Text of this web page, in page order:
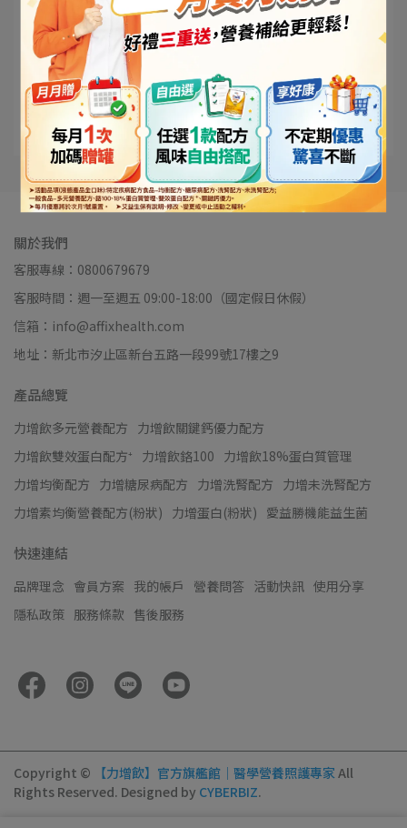
助。
關於我們
客服專線：0800679679
客服時間：週一至週五 09:00-18:00（國定假日休假）
信箱：info@affixhealth.com
地址：新北市汐止區新台五路一段99號17樓之9
產品總覽
力增飲多元營養配方 力增飲關鍵鈣優力配方
力增飲雙效蛋白配方⁺ 力增飲鉻100 力增飲18%蛋白質管理
力增均衡配方 力增糖尿病配方 力增洗腎配方 力增未洗腎配方
力增素均衡營養配方(粉狀) 力增蛋白(粉狀) 愛益勝機能益生菌
快速連結
品牌理念 會員方案 我的帳戶 營養問答 活動快訊 使用分享
隱私政策 服務條款 售後服務
Copyright © 【力增飲】官方旗艦館｜醫學營養照護專家All
Rights Reserved. Designed by CYBERBIZ.